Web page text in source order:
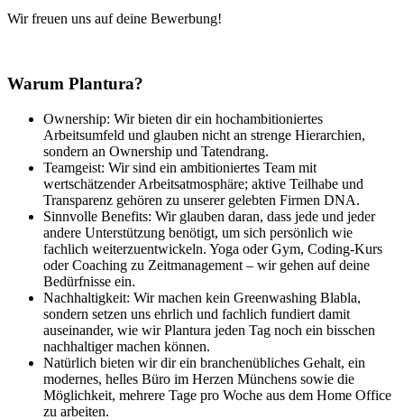
Wir freuen uns auf deine Bewerbung!
Warum Plantura?
Ownership: Wir bieten dir ein hochambitioniertes
Arbeitsumfeld und glauben nicht an strenge Hierarchien,
sondern an Ownership und Tatendrang.
Teamgeist: Wir sind ein ambitioniertes Team mit
wertschätzender Arbeitsatmosphäre; aktive Teilhabe und
Transparenz gehören zu unserer gelebten Firmen DNA.
Sinnvolle Benefits: Wir glauben daran, dass jede und jeder
andere Unterstützung benötigt, um sich persönlich wie
fachlich weiterzuentwickeln. Yoga oder Gym, Coding-Kurs
oder Coaching zu Zeitmanagement – wir gehen auf deine
Bedürfnisse ein.
Nachhaltigkeit: Wir machen kein Greenwashing Blabla,
sondern setzen uns ehrlich und fachlich fundiert damit
auseinander, wie wir Plantura jeden Tag noch ein bisschen
nachhaltiger machen können.
Natürlich bieten wir dir ein branchenübliches Gehalt, ein
modernes, helles Büro im Herzen Münchens sowie die
Möglichkeit, mehrere Tage pro Woche aus dem Home Office
zu arbeiten.